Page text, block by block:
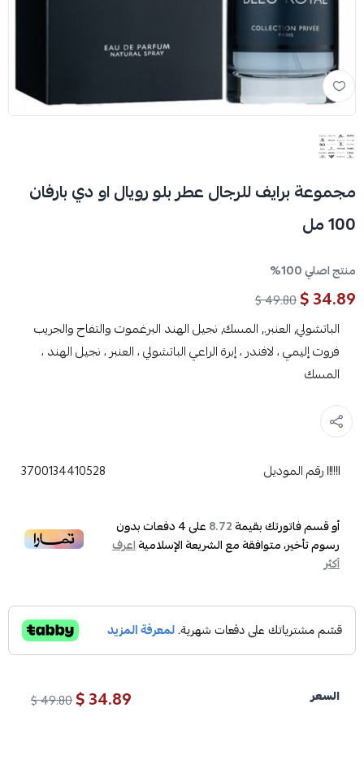
مجموعة برايف للرجال عطر بلو رويال او دي بارفان
100 مل
منتج اصلي 100%
34.89 $
49.80 $
الباتشولي, العنبر., المسك, نجيل الهند البرغموت والتفاح والجريب
فروت إليمي ، لافندر ، إبرة الراعي الباتشولي ، العنبر ، نجيل الهند ،
المسك
رقم الموديل 3700134410528
أو قسم فاتورتك بقيمة8.72 على4دفعات بدون
رسوم تأخير، متوافقة مع الشريعة الإسلاميةاعرف
أكثر
السعر 34.89 $
49.80 $